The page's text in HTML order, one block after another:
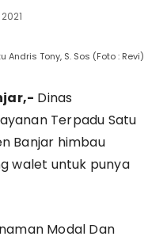
Tony, S. Sos (Foto : Revi)
Dinas
Terpadu Satu
Banjar himbau
walet untuk punya
Modal Dan